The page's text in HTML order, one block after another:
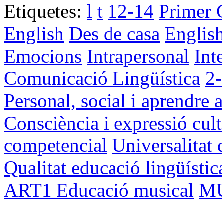
Etiquetes: l t 12-14 Primer
English Des de casa
Emocions Intrapersonal
Comunicació Lingüística
Personal, social i aprendre
Consciència i expressió
competencial Universalitat
Qualitat educació
ART1 Educació musical